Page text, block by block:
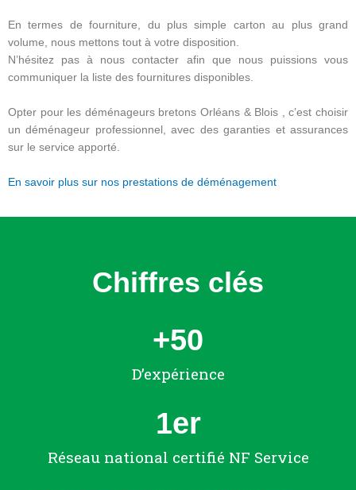
En termes de fourniture, du plus simple carton au plus grand
volume, nous mettons tout à votre disposition.
N’hésitez pas à nous contacter afin que nous puissions vous
communiquer la liste des fournitures disponibles.
Opter pour les déménageurs bretons Orléans & Blois , c’est choisir
un déménageur professionnel, avec des garanties et assurances
sur le service apporté.
En savoir plus sur nos prestations de déménagement
Chiffres clés
D’expérience
+50
Réseau national certifié NF Service
1er